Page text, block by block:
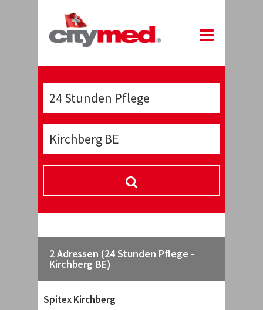
2 Adressen (24 Stunden Pflege -
Kirchberg BE)
Spitex Kirchberg